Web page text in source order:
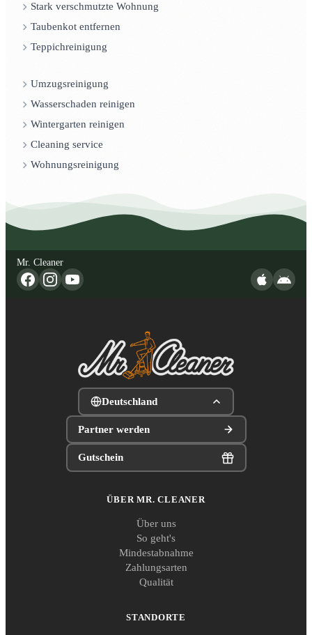
Stark verschmutzte Wohnung
Taubenkot entfernen
Teppichreinigung
Umzugsreinigung
Wasserschaden reinigen
Wintergarten reinigen
Cleaning service
Wohnungsreinigung
Mr. Cleaner
Deutschland
Partner werden
Gutschein
ÜBER MR. CLEANER
Über uns
So geht's
Mindestabnahme
Zahlungsarten
Qualität
STANDORTE